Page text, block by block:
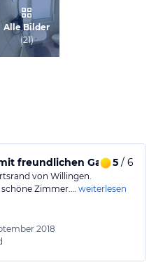
2013
Alle Bilder
(21)
freundlichen Gastgebern
5/ 6
von Willingen.
Zimmer.… weiterlesen
2018